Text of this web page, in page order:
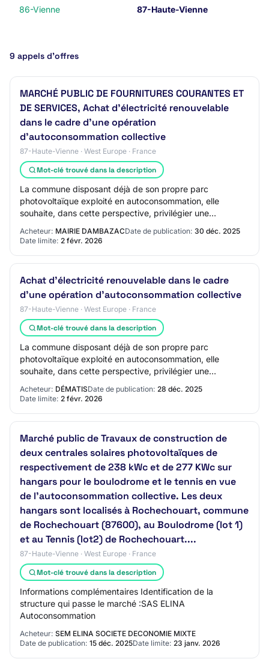
86-Vienne
87-Haute-Vienne
9 appels d’offres
MARCHÉ PUBLIC DE FOURNITURES COURANTES ET
DE SERVICES, Achat d'électricité renouvelable
dans le cadre d'une opération
d'autoconsommation collective
87-Haute-Vienne · West Europe · France
Mot-clé trouvé dans la description
La commune disposant déjà de son propre parc
photovoltaïque exploité en autoconsommation, elle
souhaite, dans cette perspective, privilégier une
Acheteur: MAIRIE DAMBAZACDate de publication: 30 déc. 2025
Date limite: 2 févr. 2026
Achat d'électricité renouvelable dans le cadre
d'une opération d'autoconsommation collective
87-Haute-Vienne · West Europe · France
Mot-clé trouvé dans la description
La commune disposant déjà de son propre parc
photovoltaïque exploité en autoconsommation, elle
souhaite, dans cette perspective, privilégier une
diversification de son mix énergétique en s'appuyant s…
Acheteur: DÉMATISDate de publication: 28 déc. 2025
Date limite: 2 févr. 2026
Marché public de Travaux de construction de
deux centrales solaires photovoltaïques de
respectivement de 238 kWc et de 277 KWc sur
hangars pour le boulodrome et le tennis en vue
de l’autoconsommation collective. Les deux
hangars sont localisés à Rochechouart, commune
de Rochechouart (87600), au Boulodrome (lot 1)
et au Tennis (lot2) de Rochechouart....
87-Haute-Vienne · West Europe · France
Mot-clé trouvé dans la description
Informations complémentaires Identification de la
structure qui passe le marché :SAS ELINA
Autoconsommation
Acheteur: SEM ELINA SOCIETE DECONOMIE MIXTE
Date de publication: 15 déc. 2025Date limite: 23 janv. 2026